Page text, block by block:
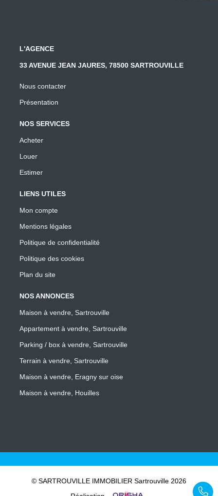
L'AGENCE
33 AVENUE JEAN JAURES, 78500 SARTROUVILLE
Nous contacter
Présentation
NOS SERVICES
Acheter
Louer
Estimer
LIENS UTILES
Mon compte
Mentions légales
Politique de confidentialité
Politique des cookies
Plan du site
NOS ANNONCES
Maison à vendre, Sartrouville
Appartement à vendre, Sartrouville
Parking / box à vendre, Sartrouville
Terrain à vendre, Sartrouville
Maison à vendre, Eragny sur oise
Maison à vendre, Houilles
© SARTROUVILLE IMMOBILIER Sartrouville 2026